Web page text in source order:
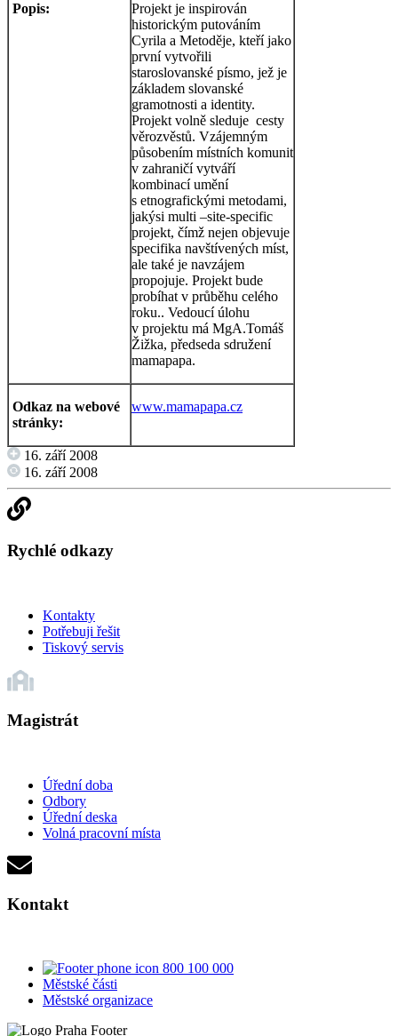
Popis:
Projekt je inspirován
historickým putováním
Cyrila a Metoděje, kteří jako
první vytvořili
staroslovanské písmo, jež je
základem slovanské
gramotnosti a identity.
Projekt volně sleduje cesty
věrozvěstů. Vzájemným
působením místních komunit
v zahraničí vytváří
kombinací umění
s etnografickými metodami,
jakýsi multi –site-specific
projekt, čímž nejen objevuje
specifika navštívených míst,
ale také je navzájem
propojuje. Projekt bude
probíhat v průběhu celého
roku.. Vedoucí úlohu
v projektu má MgA.Tomáš
Žižka, předseda sdružení
mamapapa.
Odkaz na webové
stránky:
www.mamapapa.cz
16. září 2008
16. září 2008
Rychlé odkazy
Kontakty
Potřebuji řešit
Tiskový servis
Magistrát
Úřední doba
Odbory
Úřední deska
Volná pracovní místa
Kontakt
800 100 000
Městské části
Městské organizace